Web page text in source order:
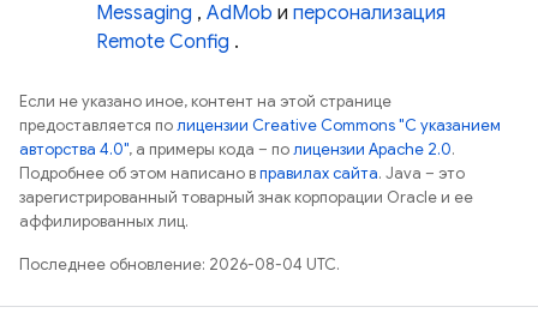
Messaging , AdMob и персонализация
Remote Config .
Если не указано иное, контент на этой странице
предоставляется полицензии Creative Commons "С указанием
авторства 4.0", а примеры кода – полицензии Apache 2.0.
Подробнее об этом написано вправилах сайта. Java – это
зарегистрированный товарный знак корпорации Oracle и ее
аффилированных лиц.
Последнее обновление: 2026-08-04 UTC.